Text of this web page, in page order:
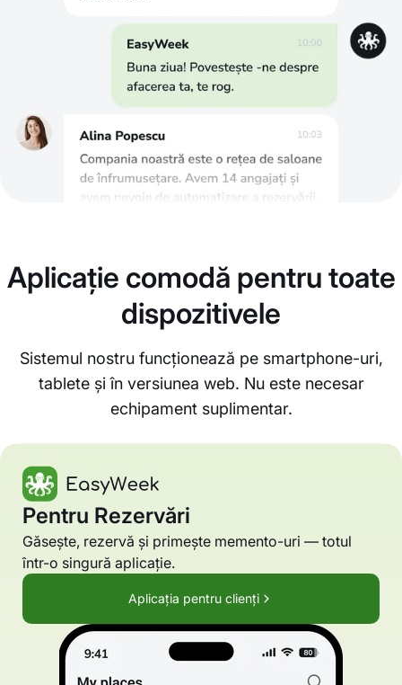
Aplicație comodă pentru toate
dispozitivele
Sistemul nostru funcționează pe smartphone-uri,
tablete și în versiunea web. Nu este necesar
echipament suplimentar.
Pentru Rezervări
Găsește, rezervă și primește memento-uri — totul
într-o singură aplicație.
Aplicația pentru clienți